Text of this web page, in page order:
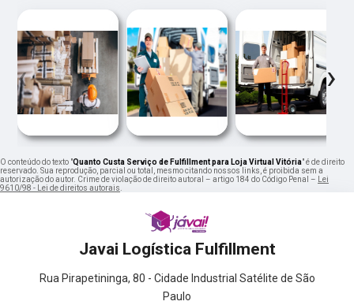
‹ ›
O conteúdo do texto "Quanto Custa Serviço de Fulfillment para Loja Virtual Vitória" é de direito
reservado. Sua reprodução, parcial ou total, mesmo citando nossos links, é proibida sem a
autorização do autor. Crime de violação de direito autoral – artigo 184 do Código Penal – Lei
9610/98 - Lei de direitos autorais.
Javai Logística Fulfillment
Rua Pirapetininga, 80 - Cidade Industrial Satélite de São
Paulo